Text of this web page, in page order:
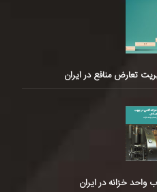
خزانه در ایران